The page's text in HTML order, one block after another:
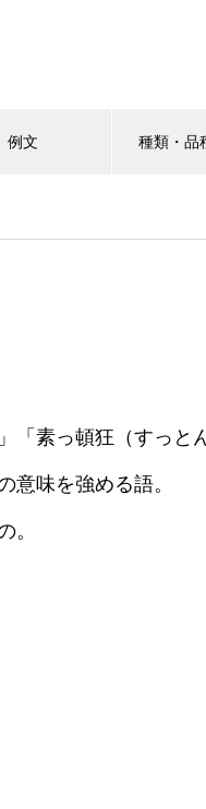
例文 種類・品
「素っ頓狂（すっと
意味を強める語。
。